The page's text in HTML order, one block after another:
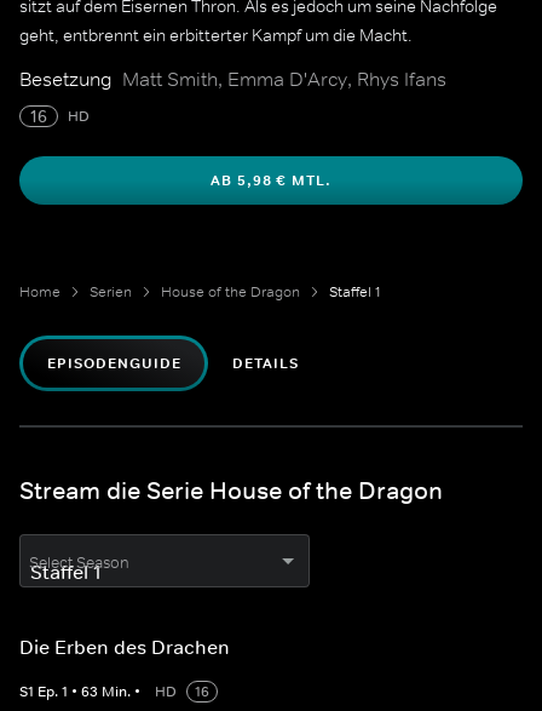
sitzt auf dem Eisernen Thron. Als es jedoch um seine Nachfolge
geht, entbrennt ein erbitterter Kampf um die Macht.
Besetzung Matt Smith, Emma D'Arcy, Rhys Ifans
16 HD
AB 5,98 € MTL.
Home Serien House of the Dragon Staffel 1
EPISODENGUIDE DETAILS
Stream die Serie House of the Dragon
Select Season
Die Erben des Drachen
S1 Ep.1 • 63 Min. • HD
16